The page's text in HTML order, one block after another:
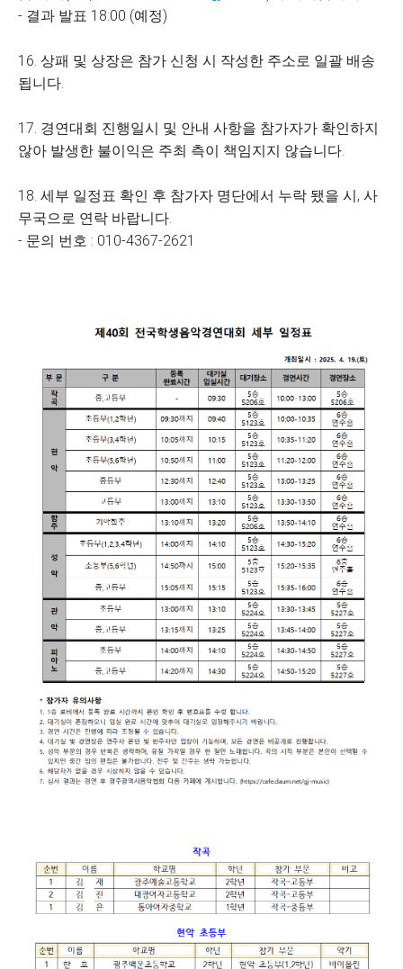
- 결과 발표 18:00 (예정)
16. 상패 및 상장은 참가 신청 시 작성한 주소로 일괄 배송
됩니다.
17. 경연대회 진행일시 및 안내 사항을 참가자가 확인하지
않아 발생한 불이익은 주최 측이 책임지지 않습니다.
18. 세부 일정표 확인 후 참가자 명단에서 누락 됐을 시, 사
무국으로 연락 바랍니다.
- 문의 번호 : 010-4367-2621